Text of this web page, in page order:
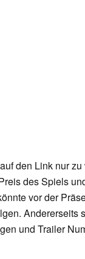
den Link nur
des Spiels
vor der
Andererseits
und Trailer